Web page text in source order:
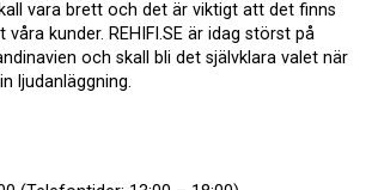
vara brett och det är viktigt att det finns
kunder. REHIFI.SE är idag störst på
och skall bli det självklara valet när
ljudanläggning.